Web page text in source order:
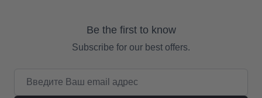
Be the first to know
Subscribe for our best offers.